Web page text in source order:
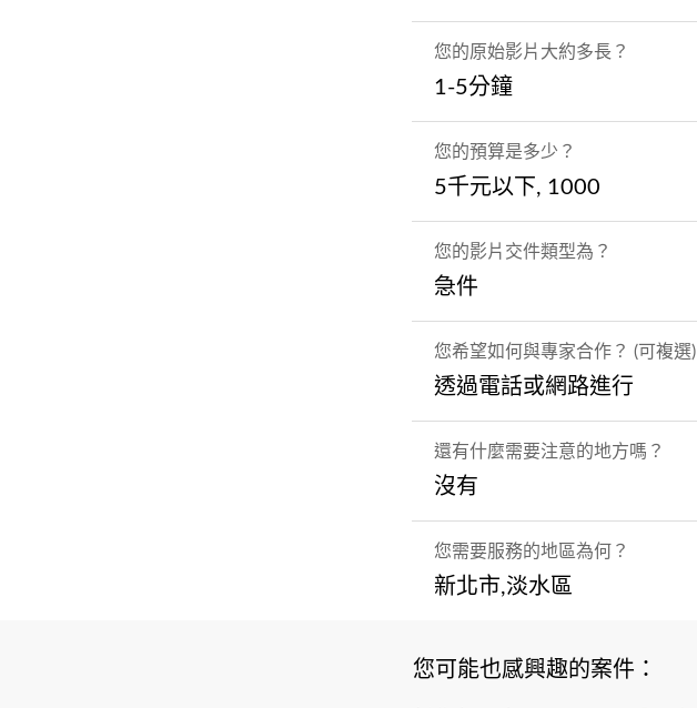
您的原始影片大約多長？
1-5分鐘
您的預算是多少？
5千元以下, 1000
您的影片交件類型為？
急件
您希望如何與專家合作？ (可複選)
透過電話或網路進行
還有什麼需要注意的地方嗎？
沒有
您需要服務的地區為何？
新北市,淡水區
您可能也感興趣的案件：